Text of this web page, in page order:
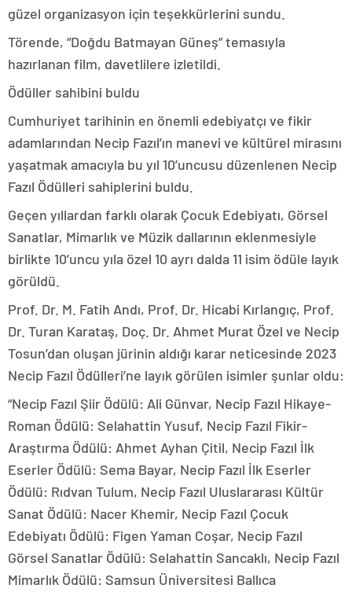
güzel organizasyon için teşekkürlerini sundu.
Törende, “Doğdu Batmayan Güneş” temasıyla
hazırlanan film, davetlilere izletildi.
Ödüller sahibini buldu
Cumhuriyet tarihinin en önemli edebiyatçı ve fikir
adamlarından Necip Fazıl’ın manevi ve kültürel mirasını
yaşatmak amacıyla bu yıl 10’uncusu düzenlenen Necip
Fazıl Ödülleri sahiplerini buldu.
Geçen yıllardan farklı olarak Çocuk Edebiyatı, Görsel
Sanatlar, Mimarlık ve Müzik dallarının eklenmesiyle
birlikte 10’uncu yıla özel 10 ayrı dalda 11 isim ödüle layık
görüldü.
Prof. Dr. M. Fatih Andı, Prof. Dr. Hicabi Kırlangıç, Prof.
Dr. Turan Karataş, Doç. Dr. Ahmet Murat Özel ve Necip
Tosun’dan oluşan jürinin aldığı karar neticesinde 2023
Necip Fazıl Ödülleri’ne layık görülen isimler şunlar oldu:
“Necip Fazıl Şiir Ödülü: Ali Günvar, Necip Fazıl Hikaye-
Roman Ödülü: Selahattin Yusuf, Necip Fazıl Fikir-
Araştırma Ödülü: Ahmet Ayhan Çitil, Necip Fazıl İlk
Eserler Ödülü: Sema Bayar, Necip Fazıl İlk Eserler
Ödülü: Rıdvan Tulum, Necip Fazıl Uluslararası Kültür
Sanat Ödülü: Nacer Khemir, Necip Fazıl Çocuk
Edebiyatı Ödülü: Figen Yaman Coşar, Necip Fazıl
Görsel Sanatlar Ödülü: Selahattin Sancaklı, Necip Fazıl
Mimarlık Ödülü: Samsun Üniversitesi Ballıca